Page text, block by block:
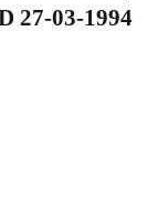
27-03-1994